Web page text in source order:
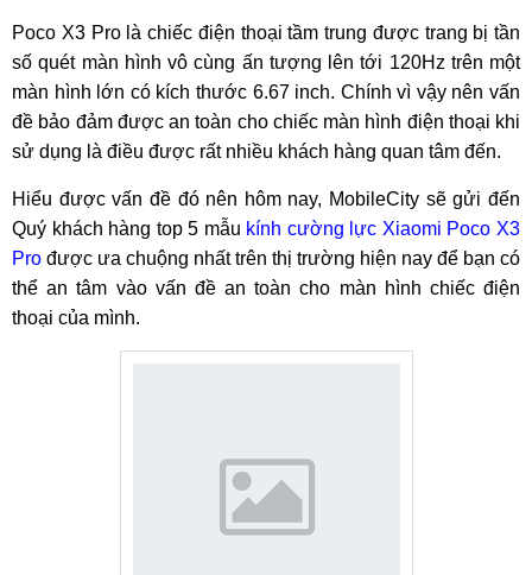
Poco X3 Pro là chiếc điện thoại tầm trung được trang bị tần
số quét màn hình vô cùng ấn tượng lên tới 120Hz trên một
màn hình lớn có kích thước 6.67 inch. Chính vì vậy nên vấn
đề bảo đảm được an toàn cho chiếc màn hình điện thoại khi
sử dụng là điều được rất nhiều khách hàng quan tâm đến.
Hiểu được vấn đề đó nên hôm nay, MobileCity sẽ gửi đến
Quý khách hàng top 5 mẫu kính cường lực Xiaomi Poco X3
Pro được ưa chuộng nhất trên thị trường hiện nay để bạn có
thể an tâm vào vấn đề an toàn cho màn hình chiếc điện
thoại của mình.